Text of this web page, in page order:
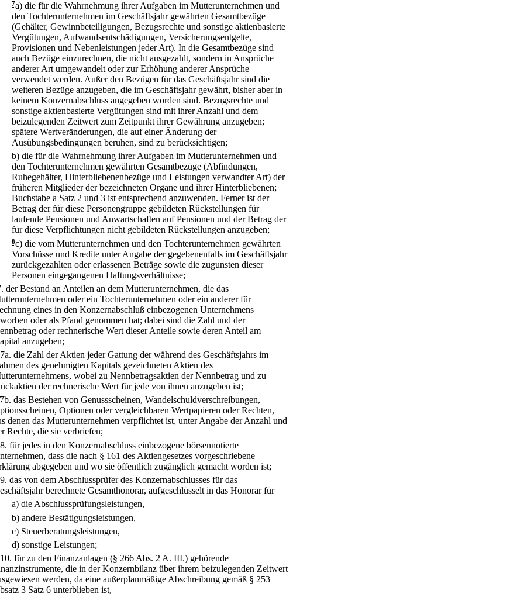
7a) die für die Wahrnehmung ihrer Aufgaben im Mutterunternehmen und
den Tochterunternehmen im Geschäftsjahr gewährten Gesamtbezüge
(Gehälter, Gewinnbeteiligungen, Bezugsrechte und sonstige aktienbasierte
Vergütungen, Aufwandsentschädigungen, Versicherungsentgelte,
Provisionen und Nebenleistungen jeder Art). In die Gesamtbezüge sind
auch Bezüge einzurechnen, die nicht ausgezahlt, sondern in Ansprüche
anderer Art umgewandelt oder zur Erhöhung anderer Ansprüche
verwendet werden. Außer den Bezügen für das Geschäftsjahr sind die
weiteren Bezüge anzugeben, die im Geschäftsjahr gewährt, bisher aber in
keinem Konzernabschluss angegeben worden sind. Bezugsrechte und
sonstige aktienbasierte Vergütungen sind mit ihrer Anzahl und dem
beizulegenden Zeitwert zum Zeitpunkt ihrer Gewährung anzugeben;
spätere Wertveränderungen, die auf einer Änderung der
Ausübungsbedingungen beruhen, sind zu berücksichtigen;
b) die für die Wahrnehmung ihrer Aufgaben im Mutterunternehmen und
den Tochterunternehmen gewährten Gesamtbezüge (Abfindungen,
Ruhegehälter, Hinterbliebenenbezüge und Leistungen verwandter Art) der
früheren Mitglieder der bezeichneten Organe und ihrer Hinterbliebenen;
Buchstabe a Satz 2 und 3 ist entsprechend anzuwenden. Ferner ist der
Betrag der für diese Personengruppe gebildeten Rückstellungen für
laufende Pensionen und Anwartschaften auf Pensionen und der Betrag der
für diese Verpflichtungen nicht gebildeten Rückstellungen anzugeben;
8c) die vom Mutterunternehmen und den Tochterunternehmen gewährten
Vorschüsse und Kredite unter Angabe der gegebenenfalls im Geschäftsjahr
zurückgezahlten oder erlassenen Beträge sowie die zugunsten dieser
Personen eingegangenen Haftungsverhältnisse;
der Bestand an Anteilen an dem Mutterunternehmen, die das
oder ein Tochterunternehmen oder ein anderer für
eines in den Konzernabschluß einbezogenen Unternehmens
oder als Pfand genommen hat; dabei sind die Zahl und der
oder rechnerische Wert dieser Anteile sowie deren Anteil am
anzugeben;
7a. die Zahl der Aktien jeder Gattung der während des Geschäftsjahrs im
des genehmigten Kapitals gezeichneten Aktien des
wobei zu Nennbetragsaktien der Nennbetrag und zu
der rechnerische Wert für jede von ihnen anzugeben ist;
7b. das Bestehen von Genussscheinen, Wandelschuldverschreibungen,
Optionen oder vergleichbaren Wertpapieren oder Rechten,
denen das Mutterunternehmen verpflichtet ist, unter Angabe der Anzahl und
Rechte, die sie verbriefen;
8. für jedes in den Konzernabschluss einbezogene börsennotierte
dass die nach § 161 des Aktiengesetzes vorgeschriebene
abgegeben und wo sie öffentlich zugänglich gemacht worden ist;
9. das von dem Abschlussprüfer des Konzernabschlusses für das
berechnete Gesamthonorar, aufgeschlüsselt in das Honorar für
a) die Abschlussprüfungsleistungen,
b) andere Bestätigungsleistungen,
c) Steuerberatungsleistungen,
d) sonstige Leistungen;
10. für zu den Finanzanlagen (§ 266 Abs. 2 A. III.) gehörende
die in der Konzernbilanz über ihrem beizulegenden Zeitwert
werden, da eine außerplanmäßige Abschreibung gemäß § 253
3 Satz 6 unterblieben ist,